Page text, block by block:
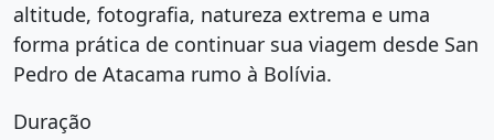
altitude, fotografia, natureza extrema e uma
forma prática de continuar sua viagem desde San
Pedro de Atacama rumo à Bolívia.
Duração